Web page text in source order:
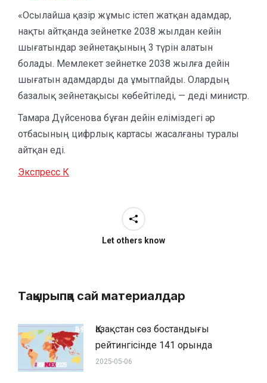
«Осылайша қазір жұмыс істеп жатқан адамдар,
нақты айтқанда зейнетке 2038 жылдан кейін
шығатындар зейнетақының 3 түрін алатын
болады. Мемлекет зейнетке 2038 жылға дейін
шығатын адамдарды да ұмытпайды. Олардың
базалық зейнетақысы көбейтіледі, — деді министр.
Тамара Дүйсенова бұған дейін еліміздегі әр
отбасының цифрлық картасы жасалғаны туралы
айтқан еді.
Экспресс К
Let others know
Тақырыпқа сай материалдар
Қазақстан сөз бостандығы
рейтингісінде 141 орында
2025-05-06